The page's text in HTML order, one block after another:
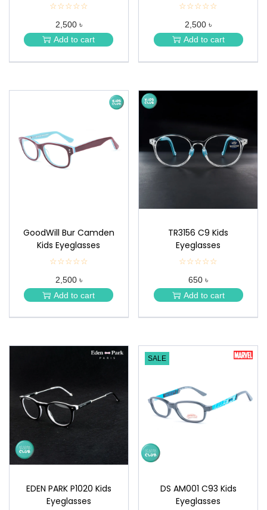
☆☆☆☆☆
★
★
★
★
2,500 ৳
Add to cart
☆☆☆☆☆
★
★
★
★
2,500 ৳
Add to cart
GoodWill Bur Camden
Kids Eyeglasses
☆☆☆☆☆
★
★
★
★
2,500 ৳
Add to cart
TR3156 C9 Kids
Eyeglasses
☆☆☆☆☆
★
★
★
650 ৳
Add to cart
EDEN PARK P1020 Kids
Eyeglasses
SALE
DS AM001 C93 Kids
Eyeglasses